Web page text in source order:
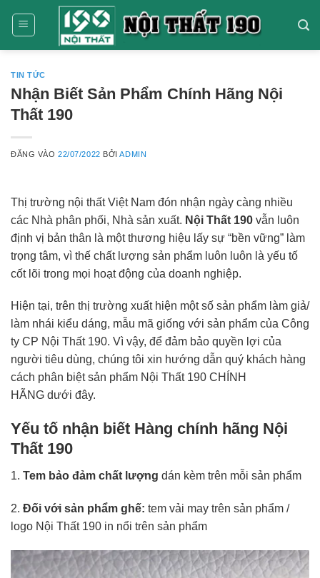
TIN TỨC
Nhận Biết Sản Phẩm Chính Hãng Nội
Thất 190
ĐĂNG VÀO22/07/2022 BỞIADMIN
Thị trường nội thất Việt Nam đón nhận ngày càng nhiều
các Nhà phân phối, Nhà sản xuất. Nội Thất 190 vẫn luôn
định vị bản thân là một thương hiệu lấy sự “bền vững” làm
trọng tâm, vì thế chất lượng sản phẩm luôn luôn là yếu tố
cốt lõi trong mọi hoạt động của doanh nghiệp.
Hiện tại, trên thị trường xuất hiện một số sản phẩm làm giả/
làm nhái kiểu dáng, mẫu mã giống với sản phẩm của Công
ty CP Nội Thất 190. Vì vậy, để đảm bảo quyền lợi của
người tiêu dùng, chúng tôi xin hướng dẫn quý khách hàng
cách phân biệt sản phẩm Nội Thất 190 CHÍNH
HÃNG dưới đây.
Yếu tố nhận biết Hàng chính hãng Nội
Thất 190
1. Tem bảo đảm chất lượng dán kèm trên mỗi sản phẩm
2. Đối với sản phẩm ghế: tem vải may trên sản phẩm /
logo Nội Thất 190 in nổi trên sản phẩm